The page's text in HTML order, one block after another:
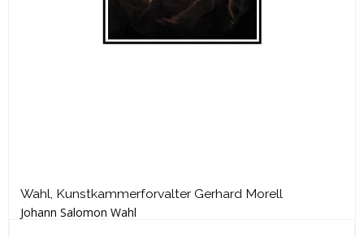
Wahl, Kunstkammerforvalter Gerhard Morell
Johann Salomon Wahl